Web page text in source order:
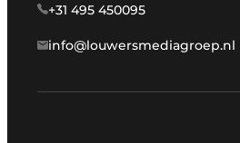
+31 495 450095
info@louwersmediagroep.nl